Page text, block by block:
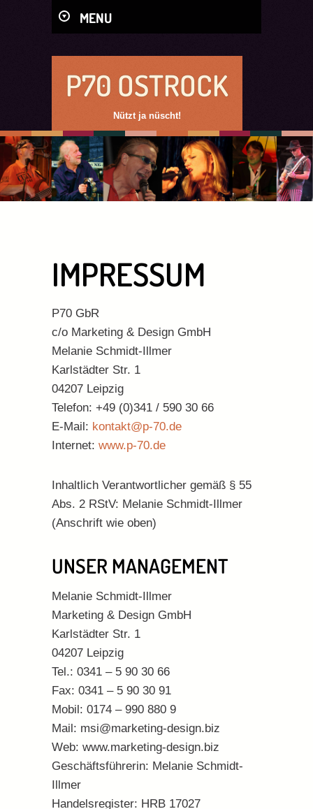
MENU
P70 OSTROCK
Nützt ja nüscht!
IMPRESSUM
P70 GbR
c/o Marketing & Design GmbH
Melanie Schmidt-Illmer
Karlstädter Str. 1
04207 Leipzig
Telefon: +49 (0)341 / 590 30 66
E-Mail: kontakt@p-70.de
Internet: www.p-70.de
Inhaltlich Verantwortlicher gemäß § 55
Abs. 2 RStV: Melanie Schmidt-Illmer
(Anschrift wie oben)
UNSER MANAGEMENT
Melanie Schmidt-Illmer
Marketing & Design GmbH
Karlstädter Str. 1
04207 Leipzig
Tel.: 0341 – 5 90 30 66
Fax: 0341 – 5 90 30 91
Mobil: 0174 – 990 880 9
Mail: msi@marketing-design.biz
Web: www.marketing-design.biz
Geschäftsführerin: Melanie Schmidt-
Illmer
Handelsregister: HRB 17027